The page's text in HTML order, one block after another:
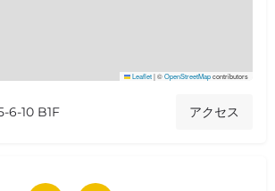
Leaflet|©OpenStreetMapcontributors
6-10 B1F アクセス